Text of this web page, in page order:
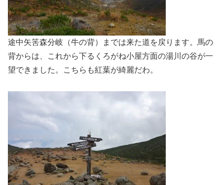
途中矢筈森分岐（牛の背）までは来た道を戻ります。馬の
背からは、これから下るくろがね小屋方面の湯川の谷が一
望できました。こちらも紅葉が綺麗だわ。